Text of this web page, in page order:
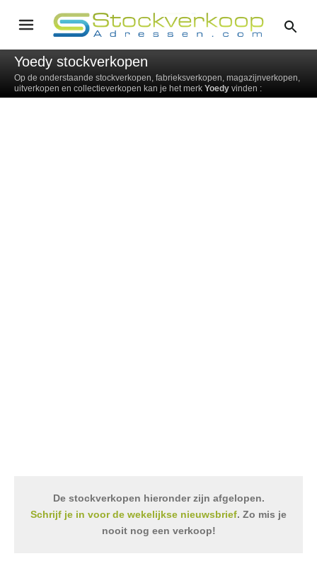
Yoedy stockverkopen
Op de onderstaande stockverkopen, fabrieksverkopen, magazijnverkopen,
uitverkopen en collectieverkopen kan je het merk Yoedy vinden :
De stockverkopen hieronder zijn afgelopen.
Schrijf je in voor de wekelijkse nieuwsbrief. Zo mis je
nooit nog een verkoop!